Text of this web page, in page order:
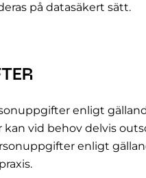
på datasäkert sätt.
enligt
vid behov delvis
enligt